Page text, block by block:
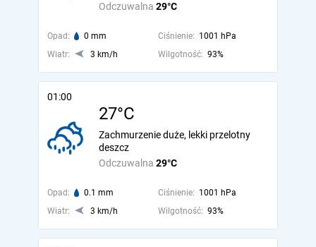
Odczuwalna 29°C
Opad: 0 mm Ciśnienie: 1001 hPa
Wiatr:
3 km/h Wilgotność: 93%
01:00
27°C
Odczuwalna 29°C
Zachmurzenie duże, lekki przelotny
deszcz
Opad: 0.1 mm Ciśnienie: 1001 hPa
Wiatr:
3 km/h Wilgotność: 93%